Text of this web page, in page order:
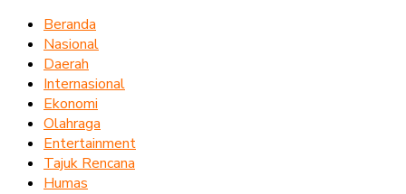
Beranda
Nasional
Daerah
Internasional
Ekonomi
Olahraga
Entertainment
Tajuk Rencana
Humas